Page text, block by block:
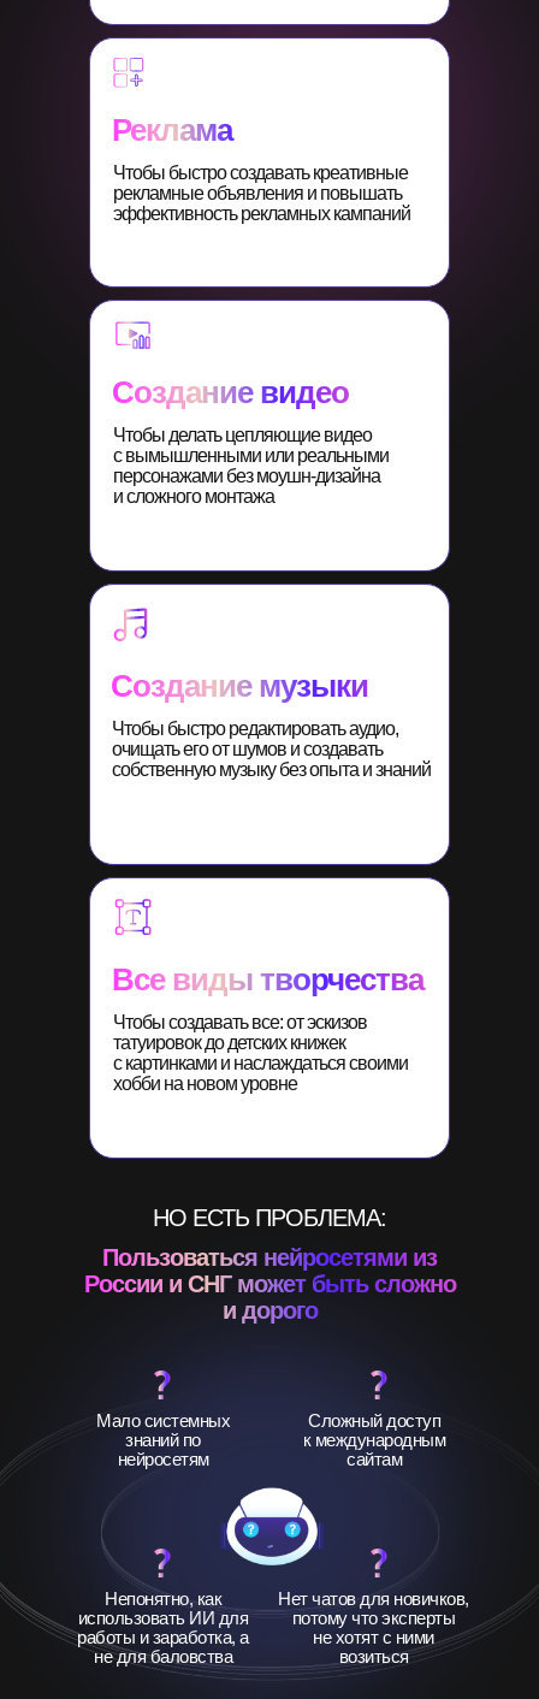
Реклама
Чтобы быстро создавать креативные
рекламные объявления и повышать
эффективность рекламных кампаний
Создание видео
Чтобы делать цепляющие видео
с вымышленными или реальными
персонажами без моушн-дизайна
и сложного монтажа
Создание музыки
Чтобы быстро редактировать аудио,
очищать его от шумов и создавать
собственную музыку без опыта и знаний
Все виды творчества
Чтобы создавать все: от эскизов
татуировок до детских книжек
с картинками и наслаждаться своими
хобби на новом уровне
НО ЕСТЬ ПРОБЛЕМА:
Мало системных
знаний по
нейросетям
Пользоваться нейросетями из
России и СНГ может быть сложно
и дорого
Сложный доступ
к международным
сайтам
Нет чатов для новичков,
потому что эксперты
не хотят с ними
возиться
Непонятно, как
использовать ИИ для
работы и заработка, а
не для баловства